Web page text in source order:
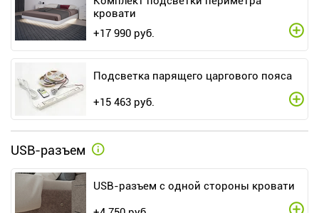
кровати
+17 990 руб.
Подсветка парящего царгового пояса
+15 463 руб.
USB-разъем
USB-разъем с одной стороны кровати